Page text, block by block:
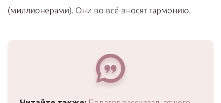
(миллионерами). Они во всё вносят гармонию.